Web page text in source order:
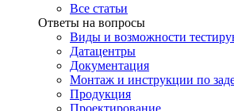
Все статьи
Ответы на вопросы
Виды и возможности
Датацентры
Документация
Монтаж и инструкции по
Продукция
Проектирование